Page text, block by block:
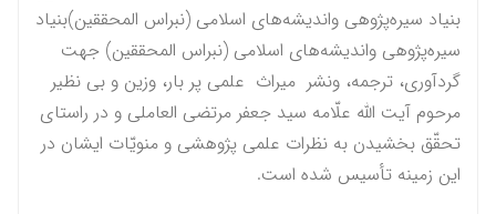
بنیاد سیره‌پژوهی واندیشه‌های اسلامی (نبراس المحققين)بنیاد
سیره‌پژوهی واندیشه‌های اسلامی (نبراس المحققين) جهت
گردآوری، ترجمه، ونشر میراث علمی پر بار، وزین و بی نظیر
مرحوم آيت الله علّامه سيد جعفر مرتضى العاملى و در راستاى
تحقّق بخشيدن به نظرات علمى پژوهشى و منویّات ايشان در
این زمینه تأسیس شده است.